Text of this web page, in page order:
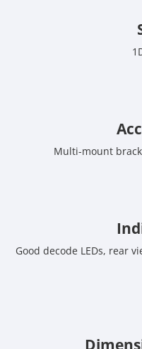
Multi-mount
Good decode LEDs, rear